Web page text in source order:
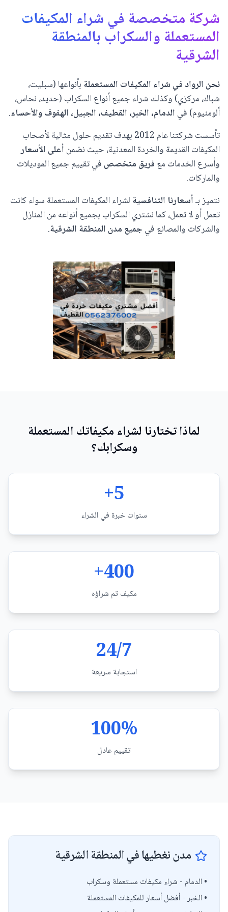
شركة متخصصة في شراء المكيفات
المستعملة والسكراب بالمنطقة
الشرقية
نحن الرواد في شراء المكيفات المستعملة بأنواعها (سبليت،
شباك، مركزي) وكذلك شراء جميع أنواع السكراب (حديد، نحاس،
ألومنيوم) في الدمام، الخبر، القطيف، الجبيل، الهفوف والأحساء.
تأسست شركتنا عام 2012 بهدف تقديم حلول مثالية لأصحاب
المكيفات القديمة والخردة المعدنية، حيث نضمن أعلى الأسعار
وأسرع الخدمات مع فريق متخصص في تقييم جميع الموديلات
والماركات.
نتميز بـأسعارنا التنافسية لشراء المكيفات المستعملة سواء كانت
تعمل أو لا تعمل، كما نشتري السكراب بجميع أنواعه من المنازل
والشركات والمصانع في جميع مدن المنطقة الشرقية.
لماذا تختارنا لشراء مكيفاتك المستعملة
وسكرابك؟
5+
سنوات خبرة في الشراء
400+
مكيف تم شراؤه
24/7
استجابة سريعة
100%
تقييم عادل
مدن نغطيها في المنطقة الشرقية
• الدمام - شراء مكيفات مستعملة وسكراب
• الخبر - أفضل أسعار للمكيفات المستعملة